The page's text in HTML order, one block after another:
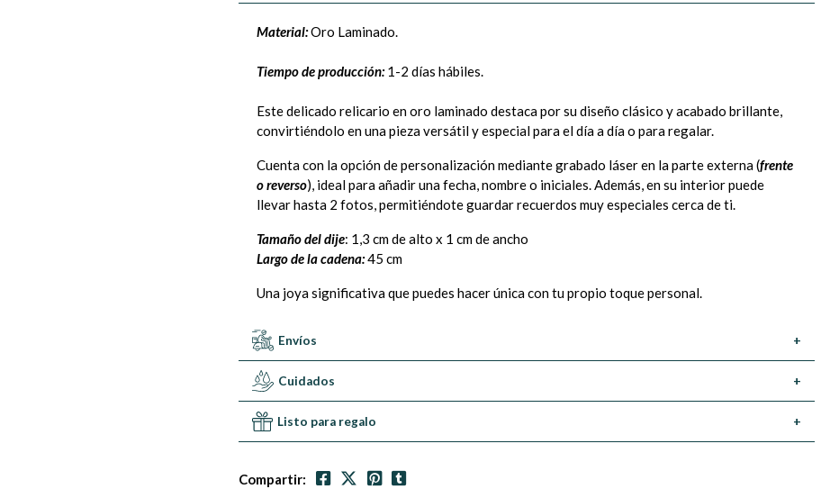
Material:Oro Laminado.
Tiempo de producción: 1-2 días hábiles.
Este delicado relicario en oro laminado destaca por su diseño clásico y acabado brillante,
convirtiéndolo en una pieza versátil y especial para el día a día o para regalar.
Cuenta con la opción de personalización mediante grabado láser en la parte externa (frente
o reverso), ideal para añadir una fecha, nombre o iniciales. Además, en su interior puede
llevar hasta 2 fotos, permitiéndote guardar recuerdos muy especiales cerca de ti.
Tamaño del dije: 1,3 cm de alto x 1 cm de ancho
Largo de la cadena:45 cm
Una joya significativa que puedes hacer única con tu propio toque personal.
Envíos +
Cuidados +
Listo para regalo +
Compartir: